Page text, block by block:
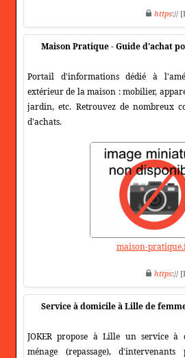
https://
Maison Pratique - Guide d'achat
Portail d'informations dédié à
extérieur de la maison : mobilier,
jardin, etc. Retrouvez de nombreux
d'achats.
maison-
https://
Service à domicile à Lille de
JOKER propose à Lille un service à
ménage (repassage),